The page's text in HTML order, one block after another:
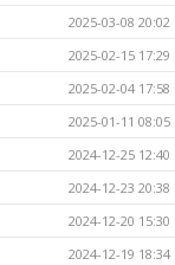
2025-03-08 20:02
2025-02-15 17:29
2025-02-04 17:58
2025-01-11 08:05
2024-12-25 12:40
2024-12-23 20:38
2024-12-20 15:30
2024-12-19 18:34